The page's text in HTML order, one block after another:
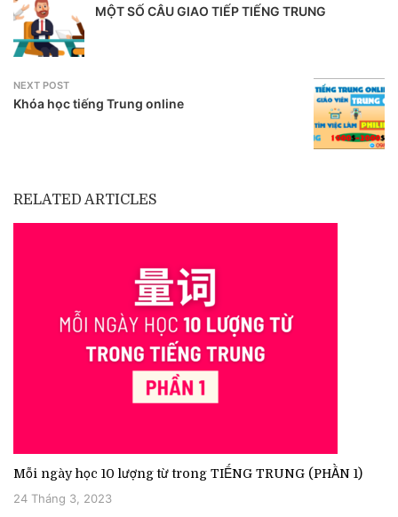
MỘT SỐ CÂU GIAO TIẾP TIẾNG TRUNG
NEXT POST
Khóa học tiếng Trung online
RELATED ARTICLES
Mỗi ngày học 10 lượng từ trong TIẾNG TRUNG (PHẦN 1)
24 Tháng 3, 2023